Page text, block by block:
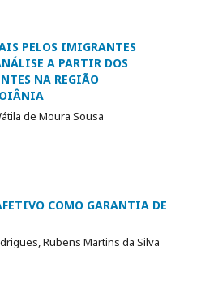
PELOS IMIGRANTES
A PARTIR DOS
NA REGIÃO
de Moura Sousa
COMO GARANTIA DE
Rubens Martins da Silva